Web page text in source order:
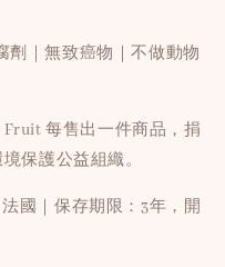
劑｜無致癌物｜不做動物
每售出一件商品，捐
保護公益組織。
國｜保存期限：3年，開